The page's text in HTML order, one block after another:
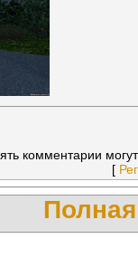
комментарии
[